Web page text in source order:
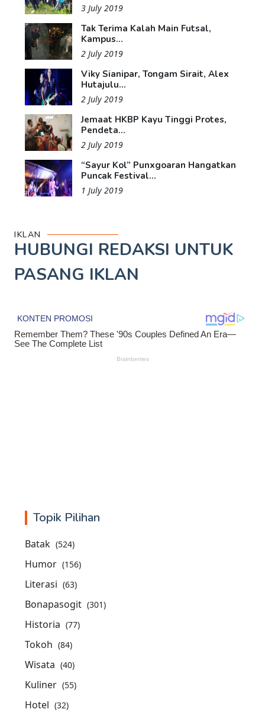
3 July 2019
Tak Terima Kalah Main Futsal,
Kampus...
2 July 2019
Viky Sianipar, Tongam Sirait, Alex
Hutajulu...
2 July 2019
Jemaat HKBP Kayu Tinggi Protes,
Pendeta...
2 July 2019
“Sayur Kol” Punxgoaran Hangatkan
Puncak Festival...
1 July 2019
IKLAN
HUBUNGI REDAKSI UNTUK
PASANG IKLAN
Topik Pilihan
Batak (524)
Humor (156)
Literasi (63)
Bonapasogit (301)
Historia (77)
Tokoh (84)
Wisata (40)
Kuliner (55)
Hotel (32)